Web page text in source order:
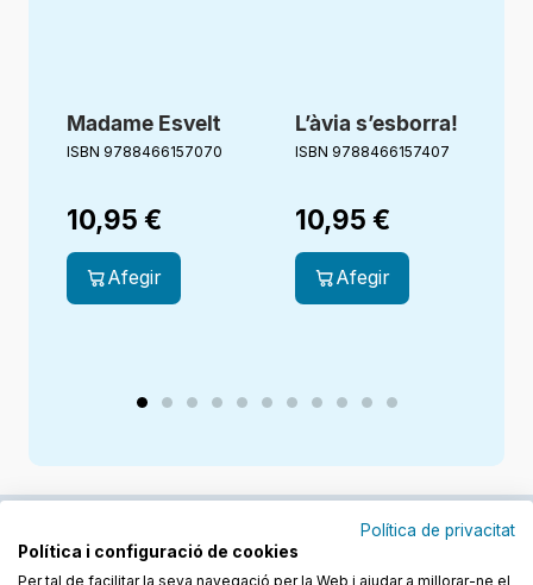
Madame Esvelt
ISBN 9788466157070
10,95 €
Afegir
L’àvia s’esborra!
ISBN 9788466157407
10,95 €
Afegir
Política de privacitat
Política i configuració de cookies
Per tal de facilitar la seva navegació per la Web i ajudar a millorar-ne el